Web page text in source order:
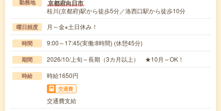
勤務地 京都府向日市
桂川(京都府)駅から徒歩5分／洛西口駅から徒歩10分
曜日頻度 月～金※土日休み！
時間 9:00～17:45(実働:8時間) (休憩45分)
期間 2026/10/上旬～長期（3カ月以上） ★10月～OK！
時給 時給1650円
交通費
交通費支給